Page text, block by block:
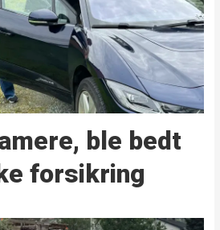
ble bedt
forsikring